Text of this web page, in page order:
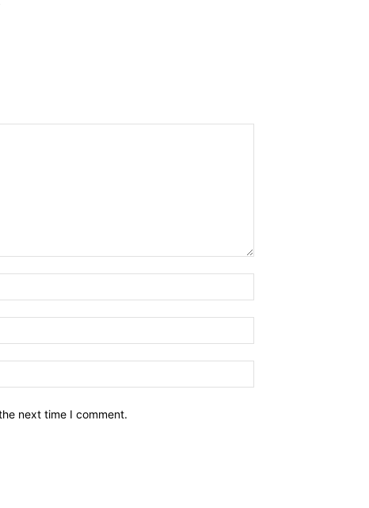
next time I comment.